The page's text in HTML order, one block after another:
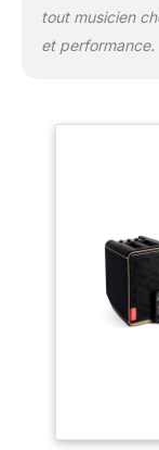
tout musicien
et performance.